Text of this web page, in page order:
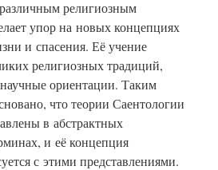
религиозным
упор на новых концепциях
и спасения. Её учение
религиозных традиций,
ориентации. Таким
что теории Саентологии
в абстрактных
и её концепция
с этими представлениями.